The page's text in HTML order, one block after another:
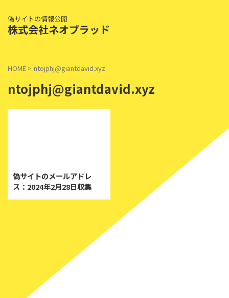
偽サイトの情報公開
株式会社ネオブラッド
HOME > ntojphj@giantdavid.xyz
ntojphj@giantdavid.xyz
偽サイトのメールアドレ
ス：2024年2月28日収集